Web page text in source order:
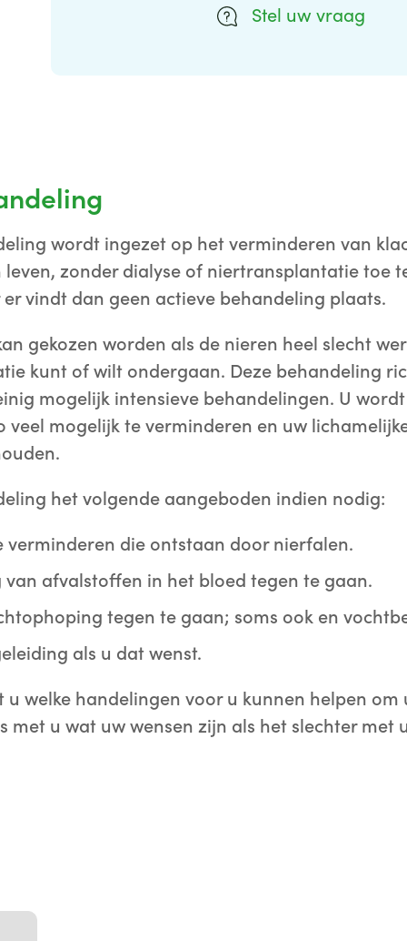
Stel uw vraag
wordt ingezet op het verminderen van
zonder dialyse of niertransplantatie toe
vindt dan geen actieve behandeling plaats.
gekozen worden als de nieren heel slecht
kunt of wilt ondergaan. Deze behandeling
mogelijk intensieve behandelingen. U
veel mogelijk te verminderen en uw
het volgende aangeboden indien nodig:
die ontstaan door nierfalen.
van afvalstoffen in het bloed tegen te gaan.
tegen te gaan; soms ook en
als u dat wenst.
u welke handelingen voor u kunnen helpen om
met u wat uw wensen zijn als het slechter met